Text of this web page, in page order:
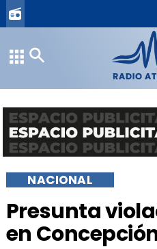
Presunta
en
NACIONAL